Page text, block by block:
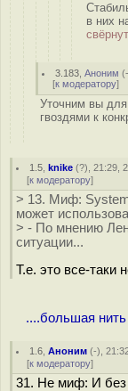
в них
3.183 ,Аноним (
[к модератору]
Уточним вы
гвоздями к
1.5 ,knike (?), 21:29,
[к модератору]
> 13. Миф:
может
> - По мнению
ситуации...
Т.е. это все-таки
....большая нить
1.6 ,Аноним (-),
[к модератору]
31. Не миф: И